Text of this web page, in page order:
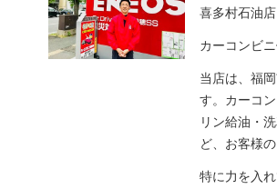
喜多村石油
カーコンビ
当店は、福
す。カーコ
リン給油・
ど、お客様
特に力を入